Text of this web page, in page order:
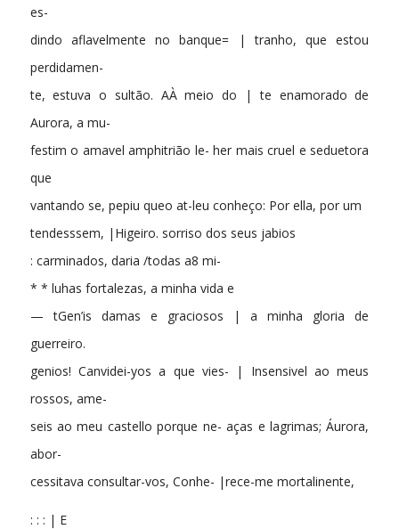
es-
dindo aflavelmente no banque= | tranho, que estou
perdidamen-
te, estuva o sultão. AÀ meio do | te enamorado de
Aurora, a mu-
festim o amavel amphitrião le- her mais cruel e seduetora
que
vantando se, pepiu queo at-leu conheço: Por ella, por um
tendesssem, |Higeiro. sorriso dos seus jabios
: carminados, daria /todas a8 mi-
* * luhas fortalezas, a minha vida e
— tGen’is damas e graciosos | a minha gloria de
guerreiro.
genios! Canvidei-yos a que vies- | Insensivel ao meus
rossos, ame-
seis ao meu castello porque ne- aças e lagrimas; Áurora,
abor-
cessitava consultar-vos, Conhe- |rece-me mortalinente,
: : : | E